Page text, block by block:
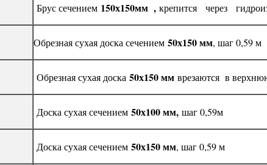
Брус сечением 150х150мм , крепится через
Обрезная сухая доска сечением 50х150 мм, шаг 0,59 м
Обрезная сухая доска 50х150 мм врезаются в
Доска сухая сечением 50х100 мм, шаг 0,59м
Доска сухая сечением 50х150 мм, шаг 0,59 м